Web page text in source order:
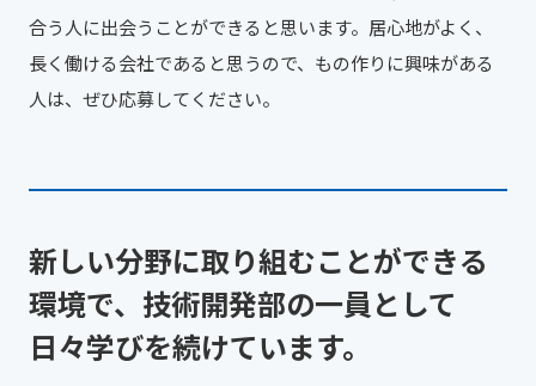
合う人に出会うことができると思います。居心地がよく、
長く働ける会社であると思うので、もの作りに興味がある
人は、ぜひ応募してください。
新しい分野に取り組むことができる
環境で、技術開発部の一員として
日々学びを続けています。